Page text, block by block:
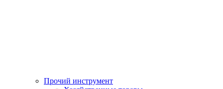
Прочий инструмент